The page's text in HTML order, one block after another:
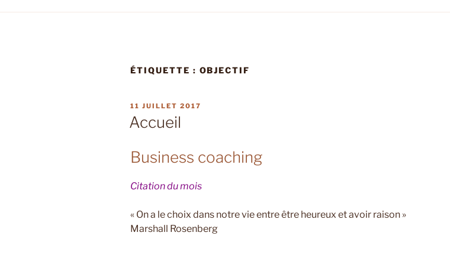
ÉTIQUETTE : OBJECTIF
PUBLIÉ
LE
11 JUILLET 2017
Accueil
Business coaching
Citation du mois
« On a le choix dans notre vie entre être heureux et avoir raison »
Marshall Rosenberg